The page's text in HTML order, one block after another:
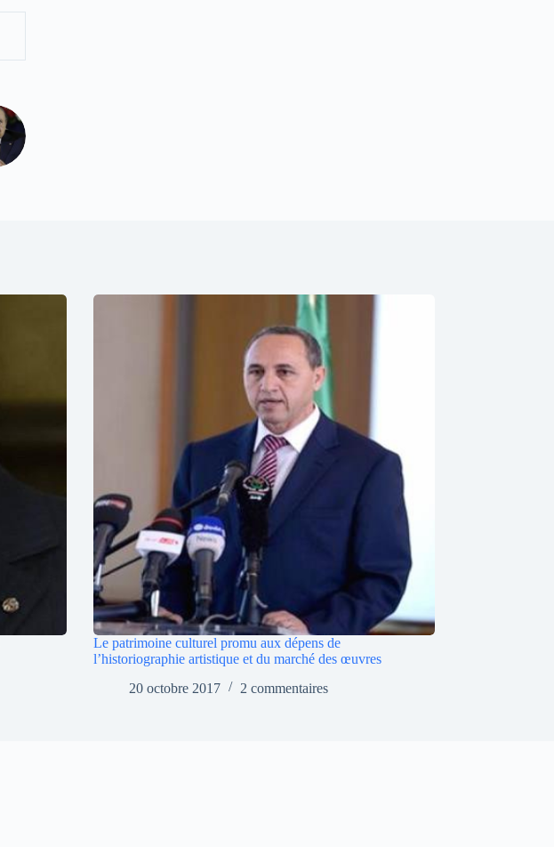
Le patrimoine culturel promu aux dépens de
l’historiographie artistique et du marché des œuvres
20 octobre 2017
2 commentaires